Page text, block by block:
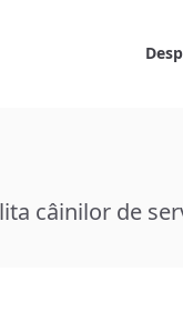
câinilor de